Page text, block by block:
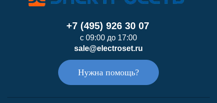
+7 (495) 926 30 07
с 09:00 до 17:00
sale@electroset.ru
Нужна помощь?